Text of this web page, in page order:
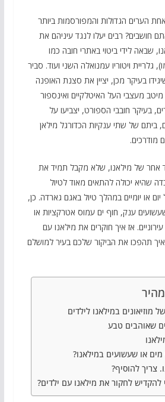
הערים הגדולות והמפורסמות ביותר
חושבים? רבים יעלו לנגד עיניהם את
שבאה לידי ביטוי באתרי חובה כמו
גלריית ויטוריו עמנואלה השני ועוד. סביר
בעיקר מכן, יציין את סצנת האופנה
מעצבי העל האיטלקיים ואינספור
בעיקר חובבי הספורט, יצביעו על
ביתם של שתי ענקיות הכדורגל מילאן
מודרכים.
אחר של מילאנו, שלא מקבל תמיד את
שהיא יכולה להתאים מאוד לטיול
או יומיים במהלך טיול באגם גארדה. כן,
ענק, חוף ים עמוס אטרקציות או
אז איך חוקרים את מילאנו עם
תהפכו את הביקור שלכם בעיר למושלם
מהיר
במילאנו לילדים
שאוהבים טבע
או שעשועים במילאנו?
צריך להוסיף?
להקדיש לחקור את מילאנו עם ילדים?